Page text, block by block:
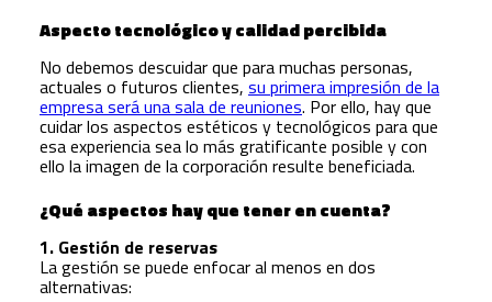
Aspecto tecnológico y calidad percibida
No debemos descuidar que para muchas personas,
actuales o futuros clientes, su primera impresión de la
empresa será una sala de reuniones. Por ello, hay que
cuidar los aspectos estéticos y tecnológicos para que
esa experiencia sea lo más gratificante posible y con
ello la imagen de la corporación resulte beneficiada.
¿Qué aspectos hay que tener en cuenta?
1. Gestión de reservas
La gestión se puede enfocar al menos en dos
alternativas: